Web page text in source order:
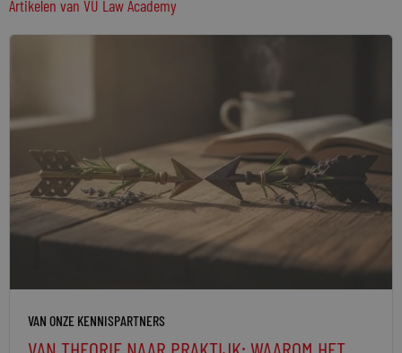
Artikelen van VU Law Academy
VAN ONZE KENNISPARTNERS